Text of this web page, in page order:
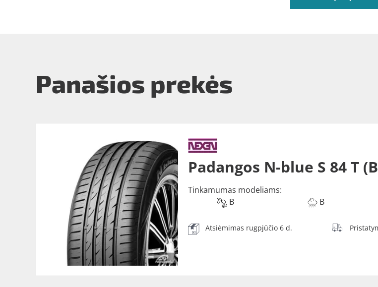
Panašios prekės
Padangos N-blue S 84 T
Tinkamumas modeliams:
B
B
Atsiėmimas rugpjūčio 6 d.